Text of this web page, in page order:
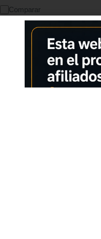
Comparar
B014E2D6BY
VARIOS
Características adicionales
Calidad superior
Pago seguro